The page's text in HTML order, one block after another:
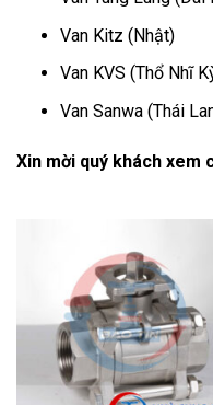
Van Kitz (Nhật)
Van KVS (Thổ Nhĩ
Van Sanwa (Thái
Xin mời quý khách xem